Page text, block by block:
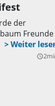
der
Freunde
query_builder